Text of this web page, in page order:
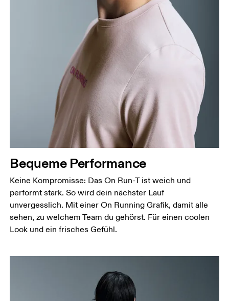
Bequeme Performance
Keine Kompromisse: Das On Run-T ist weich und
performt stark. So wird dein nächster Lauf
unvergesslich. Mit einer On Running Grafik, damit alle
sehen, zu welchem Team du gehörst. Für einen coolen
Look und ein frisches Gefühl.